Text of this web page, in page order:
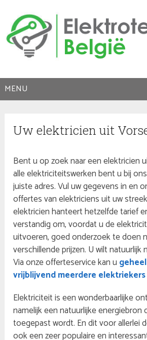
MENU
Uw elektricien uit
Bent u op zoek naar een elektricien
alle elektriciteitswerken bent u bij
juiste adres. Vul uw gegevens in en
offertes van elektriciens uit uw
elektricien hanteert hetzelfde tarief
verstandig om, voordat u de
uitvoeren, goed onderzoek te doen
verschillende prijzen. U wilt natuurlijk
Via onze offerteservice kan u
vrijblijvend meerdere
Elektriciteit is een wonderbaarlijke
namelijk een natuurlijke energiebron
toegepast wordt. En dit voor allerlei
ook een zeer populaire en